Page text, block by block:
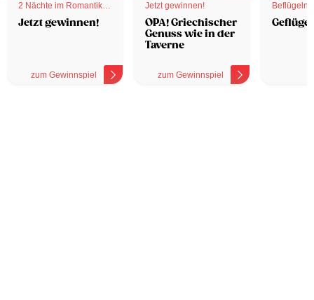
2 Nächte im Romantik
Hotel
Jetzt gewinnen!
zum Gewinnspiel
Jetzt gewinnen!
OPA! Griechischer
Genuss wie in der
Taverne
zum Gewinnspiel